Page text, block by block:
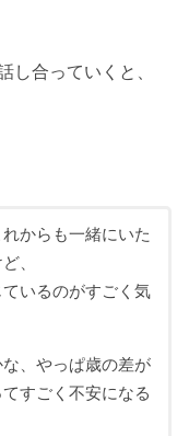
し合っていくと、
からも一緒にいた
、
いるのがすごく気
、やっぱ歳の差が
すごく不安になる